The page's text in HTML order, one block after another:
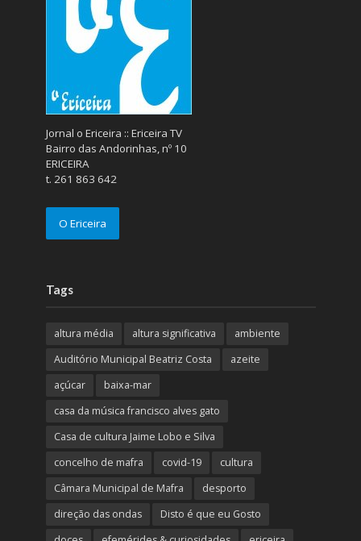
Jornal o Ericeira :: Ericeira TV
Bairro das Andorinhas, nº 10
ERICEIRA
t. 261 863 642
O Ericeira
Tags
altura média altura significativa
ambiente
Auditório Municipal Beatriz Costa
azeite
açúcar
baixa-mar
casa da música francisco alves gato
Casa de cultura Jaime Lobo e Silva
concelho de mafra
covid-19
cultura
Câmara Municipal de Mafra
desporto
direção das ondas
Disto é que eu Gosto